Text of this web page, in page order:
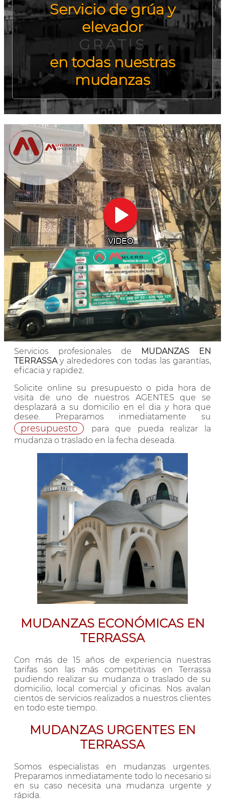
Servicio de grúa y
elevador
GRATIS
en todas nuestras
mudanzas
Servicios profesionales de
MUDANZAS EN
TERRASSAy alrededores con todas las garantías,
eficacia y rapidez.
Solicite online su presupuesto o pida hora de
visita de uno de nuestros AGENTES que se
desplazará a su domicilio en el dia y hora que
desee. Preparamos inmediatamente su
presupuesto
para que pueda realizar la
mudanza o traslado en la fecha deseada.
MUDANZAS ECONÓMICAS EN
TERRASSA
Con más de 15 años de experiencia nuestras
tarifas son las más competitivas en Terrassa
pudiendo realizar su mudanza o traslado de su
domicilio, local comercial y oficinas. Nos avalan
cientos de servicios realizados a nuestros clientes
en todo este tiempo.
MUDANZAS URGENTES EN
TERRASSA
Somos especialistas en mudanzas urgentes.
Preparamos inmediatamente todo lo necesario si
en su caso necesita una mudanza urgente y
rápida.